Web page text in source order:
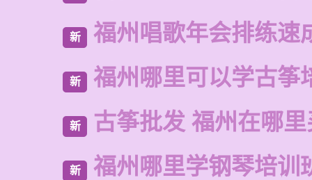
新 福州唱歌年会排练速
新 福州哪里可以学古筝
新 古筝批发 福州在哪
新 福州哪里学钢琴培训